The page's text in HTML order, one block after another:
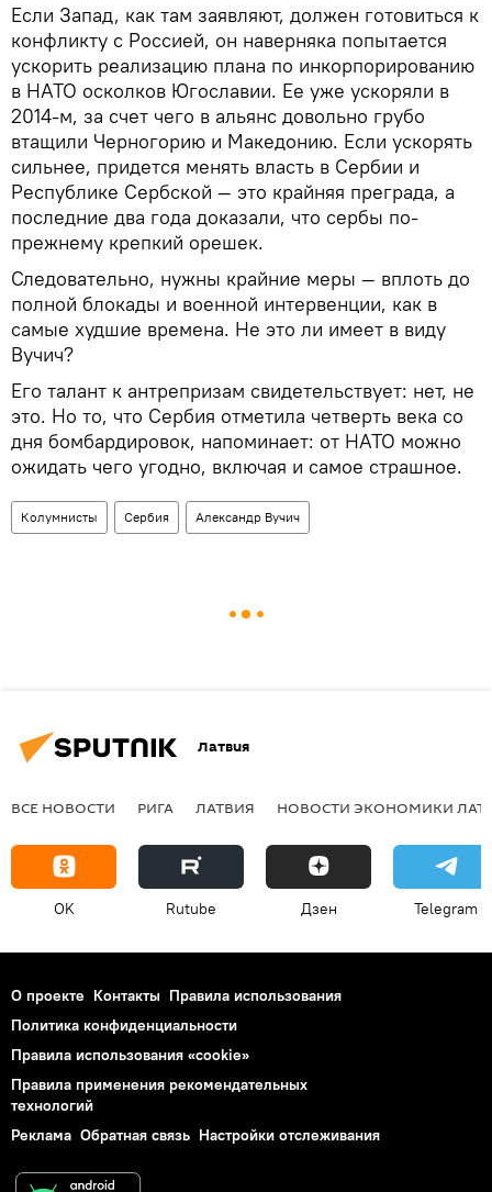
Если Запад, как там заявляют, должен готовиться к
конфликту с Россией, он наверняка попытается
ускорить реализацию плана по инкорпорированию
в НАТО осколков Югославии. Ее уже ускоряли в
2014-м, за счет чего в альянс довольно грубо
втащили Черногорию и Македонию. Если ускорять
сильнее, придется менять власть в Сербии и
Республике Сербской — это крайняя преграда, а
последние два года доказали, что сербы по-
прежнему крепкий орешек.
Следовательно, нужны крайние меры — вплоть до
полной блокады и военной интервенции, как в
самые худшие времена. Не это ли имеет в виду
Вучич?
Его талант к антрепризам свидетельствует: нет, не
это. Но то, что Сербия отметила четверть века со
дня бомбардировок, напоминает: от НАТО можно
ожидать чего угодно, включая и самое страшное.
Колумнисты Сербия Александр Вучич
Латвия
ВСЕ НОВОСТИ РИГА ЛАТВИЯ НОВОСТИ ЭКОНОМИКИ
OK Rutube Дзен Telegram
О проекте Контакты Правила использования
Политика конфиденциальности
Правила использования «cookie»
Правила применения рекомендательных
технологий
Реклама Обратная связь Настройки отслеживания